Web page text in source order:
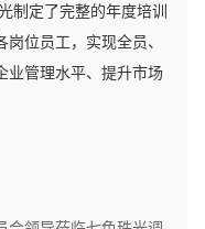
制定了完整的年度培训
位员工，实现全员、
业管理水平、提升市场